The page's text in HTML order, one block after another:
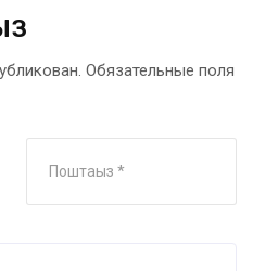
Обязательные поля